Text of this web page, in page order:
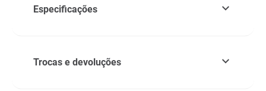
Especificações
Trocas e devoluções